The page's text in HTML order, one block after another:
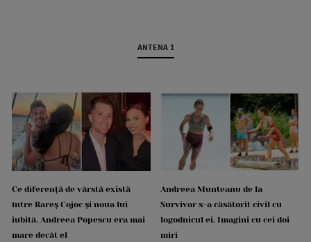
ANTENA 1
Ce diferență de vârstă există
între Rareș Cojoc și noua lui
iubită. Andreea Popescu era mai
mare decât el
Andreea Munteanu de la
Survivor s-a căsătorit civil cu
logodnicul ei. Imagini cu cei doi
miri